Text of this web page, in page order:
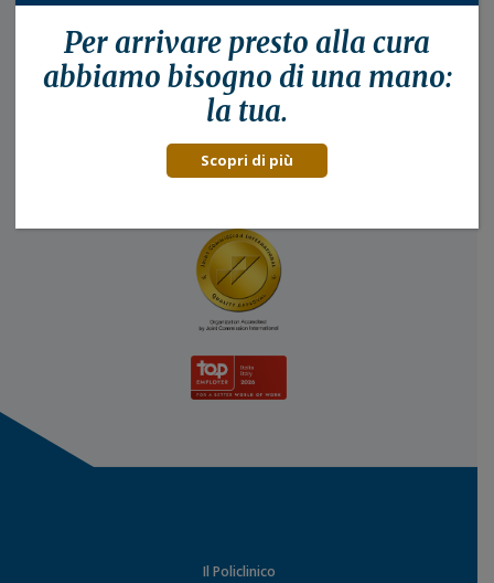
Riconoscimenti
Fondazione Policlinico Universitario Agostino Gemelli
IRCCS, qualità e sicurezza per i pazienti e dipendenti:
Scopri di più
Il Policlinico
Per arrivare presto alla cura
abbiamo bisogno di una mano:
la tua.
Scopri di più